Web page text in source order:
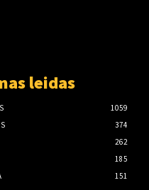
leidas
1059
374
262
185
151